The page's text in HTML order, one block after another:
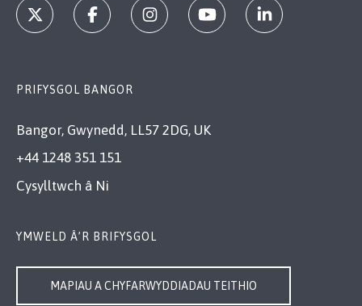
PRIFYSGOL BANGOR
Bangor, Gwynedd, LL57 2DG, UK
+44 1248 351 151
Cysylltwch â Ni
YMWELD Â’R BRIFYSGOL
MAPIAU A CHYFARWYDDIADAU TEITHIO